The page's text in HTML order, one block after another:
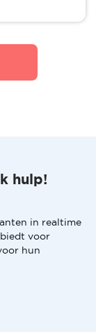
hulp!
in realtime
voor
hun